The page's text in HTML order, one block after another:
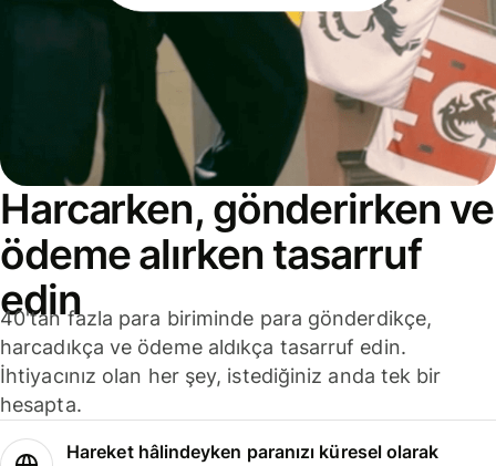
Harcarken, gönderirken ve
ödeme alırken tasarruf
edin
40'tan fazla para biriminde para gönderdikçe,
harcadıkça ve ödeme aldıkça tasarruf edin.
İhtiyacınız olan her şey, istediğiniz anda tek bir
hesapta.
Hareket hâlindeyken paranızı küresel olarak